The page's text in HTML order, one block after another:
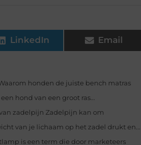
LinkedIn Email
honden de juiste bench matras
hond van een groot ras...
zadelpijn Zadelpijn kan om
van je lichaam op het zadel drukt en...
is een term die door marketeers